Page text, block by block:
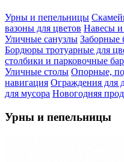
Урны и пепельницы
вазоны для цветов Навесы
Уличные санузлы Заборные
Бордюры тротуарные для
столбики и парковочные
Уличные столы Опорные,
навигация Ограждения для
для мусора Новогодняя
Урны и пепельницы